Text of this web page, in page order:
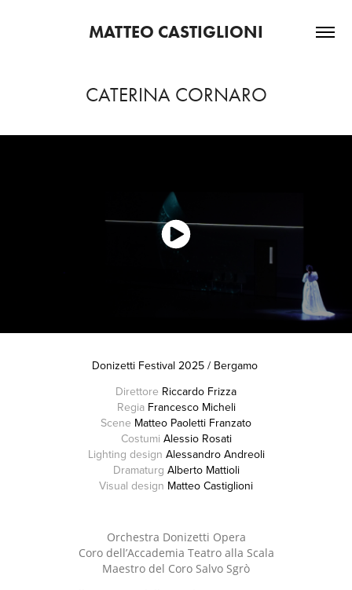
MATTEO CASTIGLIONI
CATERINA CORNARO
Donizetti Festival 2025 / Bergamo
Direttore Riccardo Frizza
Regia Francesco Micheli
Scene Matteo Paoletti Franzato
Costumi Alessio Rosati
Lighting design Alessandro Andreoli
Dramaturg Alberto Mattioli
Visual design Matteo Castiglioni
Orchestra Donizetti Opera
Coro dell’Accademia Teatro alla Scala
Maestro del Coro Salvo Sgrò